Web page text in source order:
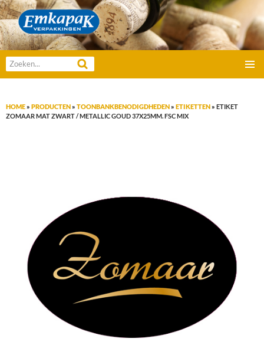
Emkapak Verpakkingen B.V.
Zoeken
naar:
GA
INHOUD
HOME» PRODUCTEN» TOONBANKBENODIGDHEDEN» ETIKETTEN» ETIKET
ZOMAAR MAT ZWART / METALLIC GOUD 37X25MM. FSC MIX